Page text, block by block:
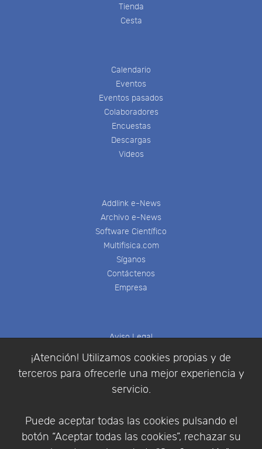
¡Atención! Utilizamos cookies propias y de
terceros para ofrecerle una mejor experiencia y
servicio.
Puede aceptar todas las cookies pulsando el
botón “Aceptar todas las cookies”, rechazar su
Tienda
Cesta
Calendario
Eventos
Eventos pasados
Colaboradores
Encuestas
Descargas
Videos
Addlink e-News
Archivo e-News
Software Científico
Multifisica.com
Síganos
Contáctenos
Empresa
Aviso Legal
Condiciones de compra
Identificarse